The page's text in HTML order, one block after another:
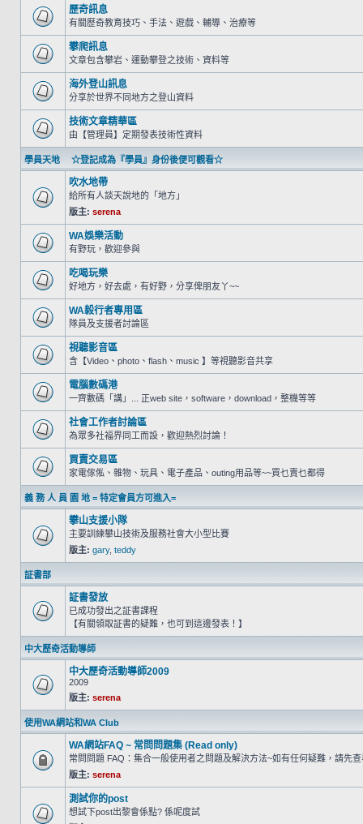
歷奇訊息
有關歷奇教育技巧、手法、遊戲、輔導、治療等
攀爬訊息
文章包含攀岩、運動攀登之技術、資料等
海外登山訊息
分享於世界不同地方之登山資料
技術文章精華區
由【管理員】定期發表技術性資料
學員天地 ☆登記成為『學員』身份後便可觀看☆
吹水地帶
給所有人談天說地的「地方」
版主: serena
WA娛樂活動
有野玩，歡迎參與
吃喝玩樂
好地方，好去處，有好野，分享俾朋友丫~~
WA毅行者專用區
隊員及支援者討論區
視聽影音區
含【Video、photo、flash、music 】等視聽影音共享
電腦數碼港
一齊數碼「講」... 正web site，software，download，整機等等
社會工作者討論區
為眾多社福界同工而設，歡迎熱烈討論！
買賣交易區
家電傢俬、雜物、玩具、電子產品、outing用品等~~買乜賣乜都得
義 務 人 員 園 地 = 特定會員方可進入=
攀山支援小隊
主要訓練攀山技術及服務社會大小型比賽
版主: gary, teddy
証書部
証書發放
已成功發出之証書課程
【有關領取証書的疑難，也可到這邊發表！】
中大歷奇活動導師
中大歷奇活動導師2009
2009
版主: serena
使用WA網站和WA Club
WA網站FAQ ~ 常問問題集 (Read only)
常問問題 FAQ：集合一般使用者之問題及解決方法~如有任何疑難，請先
版主: serena
測試你的post
想試下post出黎會係點? 係呢度試